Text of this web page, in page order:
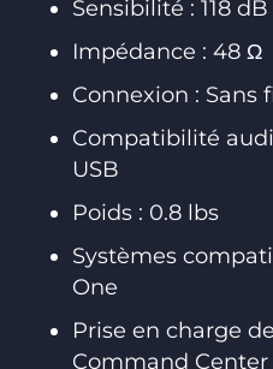
Sensibilité : 118 dB
Impédance : 48 Ω
Connexion :
Compatibilité
USB
Poids : 0.8 lbs
Systèmes
One
Prise en charge
Command